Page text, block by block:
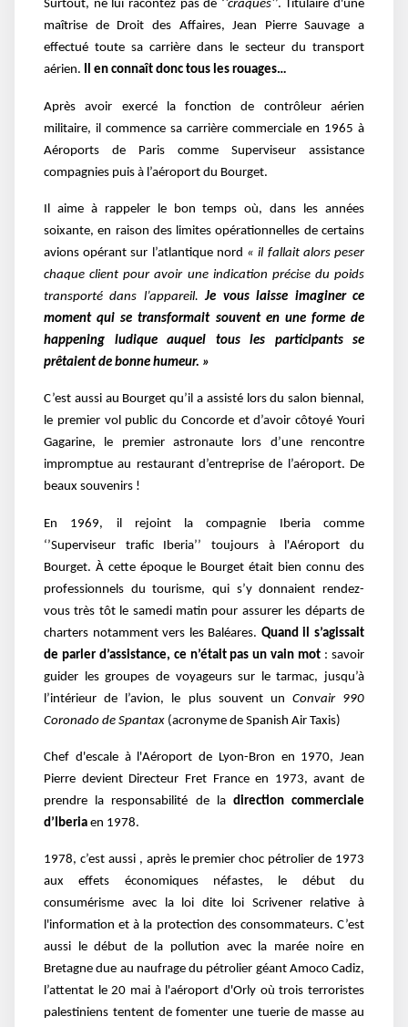
Surtout, ne lui racontez pas de ‘’craques’’. Titulaire d'une
maîtrise de Droit des Affaires, Jean Pierre Sauvage a
effectué toute sa carrière dans le secteur du transport
aérien. Il en connaît donc tous les rouages…
Après avoir exercé la fonction de contrôleur aérien
militaire, il commence sa carrière commerciale en 1965 à
Aéroports de Paris comme Superviseur assistance
compagnies puis à l’aéroport du Bourget.
Il aime à rappeler le bon temps où, dans les années
soixante, en raison des limites opérationnelles de certains
avions opérant sur l’atlantique nord « il fallait alors peser
chaque client pour avoir une indication précise du poids
transporté dans l’appareil.Je vous laisse imaginer ce
moment qui se transformait souvent en une forme de
happening ludique auquel tous les participants se
prêtaient de bonne humeur. »
C’est aussi au Bourget qu’il a assisté lors du salon biennal,
le premier vol public du Concorde et d’avoir côtoyé Youri
Gagarine, le premier astronaute lors d’une rencontre
impromptue au restaurant d’entreprise de l’aéroport. De
beaux souvenirs !
En 1969, il rejoint la compagnie Iberia comme
‘’Superviseur trafic Iberia’’ toujours à l'Aéroport du
Bourget. À cette époque le Bourget était bien connu des
professionnels du tourisme, qui s’y donnaient rendez-
vous très tôt le samedi matin pour assurer les départs de
charters notamment vers les Baléares. Quand il s’agissait
de parler d’assistance, ce n’était pas un vain mot : savoir
guider les groupes de voyageurs sur le tarmac, jusqu’à
l’intérieur de l’avion, le plus souvent un Convair 990
Coronado de Spantax (acronyme de Spanish Air Taxis)
Chef d'escale à l'Aéroport de Lyon-Bron en 1970, Jean
Pierre devient Directeur Fret France en 1973, avant de
prendre la responsabilité de la direction commerciale
d’Iberia en 1978.
1978, c’est aussi , après le premier choc pétrolier de 1973
aux effets économiques néfastes, le début du
consumérisme avec la loi dite loi Scrivener relative à
l'information et à la protection des consommateurs. C’est
aussi le début de la pollution avec la marée noire en
Bretagne due au naufrage du pétrolier géant Amoco Cadiz,
l’attentat le 20 mai à l'aéroport d'Orly où trois terroristes
palestiniens tentent de fomenter une tuerie de masse au